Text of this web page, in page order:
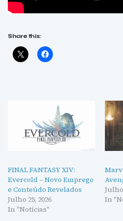
Share this:
FINAL FANTASY XIV:
Evercold – Novo Emprego
e Conteúdo Revelados
Julho 25, 2026
In "Notícias"
Julho
In